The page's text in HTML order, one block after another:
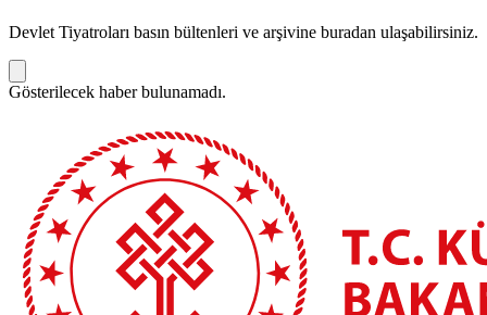
Devlet Tiyatroları basın bültenleri ve arşivine buradan ulaşabilirsiniz.
Gösterilecek haber bulunamadı.